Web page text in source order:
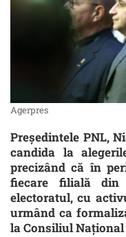
Agerpres
Preşedintele PNL,
candida la
precizând că în
fiecare filială
electoratul, cu
urmând ca
la Consiliul